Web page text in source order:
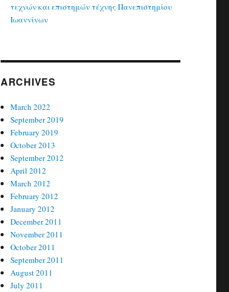
τεχνών και επιστημών τέχνης Πανεπιστημίου
Ιωαννίνων
ARCHIVES
March 2022
September 2019
February 2019
October 2013
September 2012
April 2012
March 2012
February 2012
January 2012
December 2011
November 2011
October 2011
September 2011
August 2011
July 2011